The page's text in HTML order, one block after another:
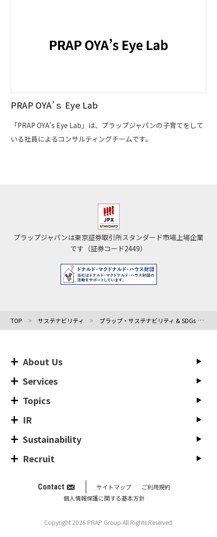
PRAP OYA’ｓ Eye Lab
「PRAP OYA’s Eye Lab」は、プラップジャパンの子育てをして
いる社員によるコンサルティングチームです。
プラップジャパンは東京証券取引所スタンダード市場上場企業
です（証券コード2449）
TOP サステナビリティ プラップ・サステナビリティ & SDGs ラボ
About Us
Services
Topics
IR
Sustainability
Recruit
Contact サイトマップ
ご利用規約
個人情報保護に関する基本方針
Copyright 2026 PRAP Group All Rights Reserved.